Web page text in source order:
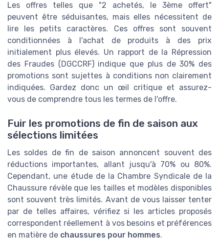
Les offres telles que "2 achetés, le 3ème offert"
peuvent être séduisantes, mais elles nécessitent de
lire les petits caractères. Ces offres sont souvent
conditionnées à l'achat de produits à des prix
initialement plus élevés. Un rapport de la Répression
des Fraudes (DGCCRF) indique que plus de 30% des
promotions sont sujettes à conditions non clairement
indiquées. Gardez donc un œil critique et assurez-
vous de comprendre tous les termes de l'offre.
Fuir les promotions de fin de saison aux
sélections limitées
Les soldes de fin de saison annoncent souvent des
réductions importantes, allant jusqu'à 70% ou 80%.
Cependant, une étude de la Chambre Syndicale de la
Chaussure révèle que les tailles et modèles disponibles
sont souvent très limités. Avant de vous laisser tenter
par de telles affaires, vérifiez si les articles proposés
correspondent réellement à vos besoins et préférences
en matière de chaussures pour hommes.